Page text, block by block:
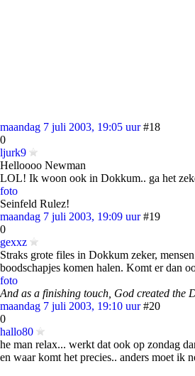
maandag 7 juli 2003, 19:05 uur #18
0
ljurk9
Helloooo Newman
LOL! Ik woon ook in Dokkum.. ga het
foto
Seinfeld Rulez!
maandag 7 juli 2003, 19:09 uur #19
0
gexxz
Straks grote files in Dokkum zeker,
boodschapjes komen halen. Komt er dan
foto
And as a finishing touch, God created the
maandag 7 juli 2003, 19:10 uur #20
0
hallo80
he man relax... werkt dat ook op zondag
en waar komt het precies.. anders moet ik